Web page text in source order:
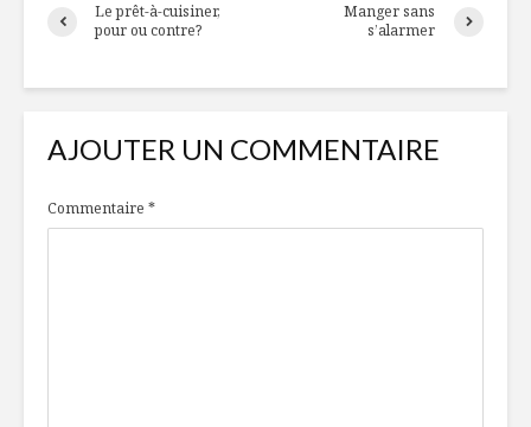
Le prêt-à-cuisiner,
pour ou contre?
Manger sans
s’alarmer
AJOUTER UN COMMENTAIRE
Commentaire *